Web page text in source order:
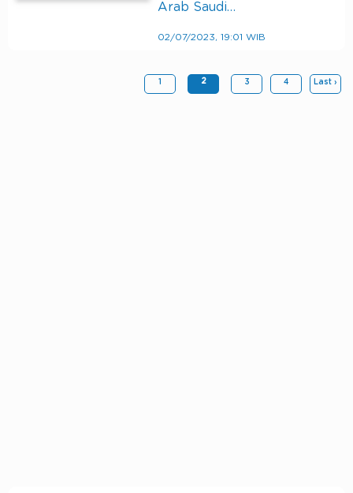
Arab Saudi…
02/07/2023, 19:01 WIB
1 2 3 4 Last ›